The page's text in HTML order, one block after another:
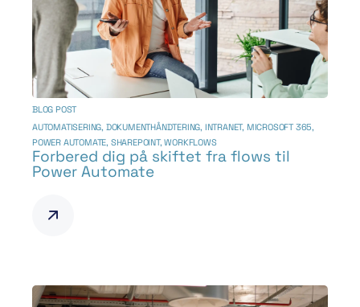
BLOG POST
AUTOMATISERING, DOKUMENTHÅNDTERING, INTRANET, MICROSOFT 365,
POWER AUTOMATE, SHAREPOINT,WORKFLOWS
Forbered dig på skiftet fra flows til
Power Automate